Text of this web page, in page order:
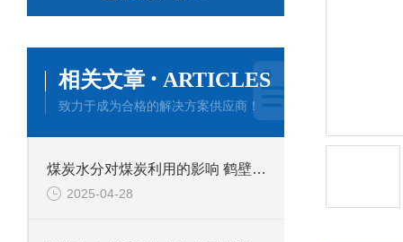
相关文章 · ARTICLES
致力于成为合格的解决方案供应商！
煤炭水分对煤炭利用的影响 鹤壁新天科专业煤质水分分析
2025-04-28